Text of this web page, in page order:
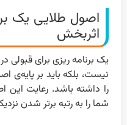
اصول طلایی یک
اثربخش
یک برنامه ریزی برای قبولی
نیست، بلکه باید بر پایه‌ی
را داشته باشد. رعایت این
شما را به رتبه برتر شدن